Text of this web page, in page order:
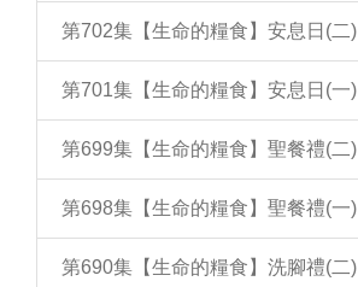
第702集【生命的糧食】安息日(二)
第701集【生命的糧食】安息日(一)
第699集【生命的糧食】聖餐禮(二)
第698集【生命的糧食】聖餐禮(一)
第690集【生命的糧食】洗腳禮(二)